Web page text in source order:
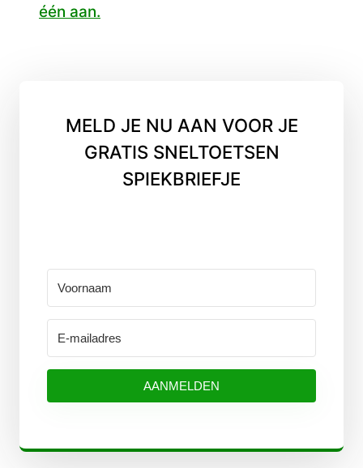
één aan.
MELD JE NU AAN VOOR JE
GRATIS SNELTOETSEN
SPIEKBRIEFJE
AANMELDEN